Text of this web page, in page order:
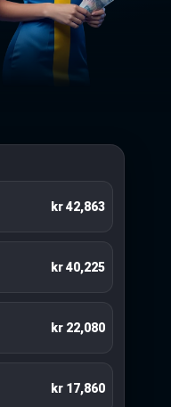
kr 6,660
kr 42,863
kr 40,225
kr 22,080